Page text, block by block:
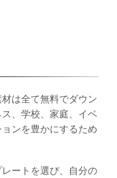
は全て無料でダウン
、学校、家庭、イベ
ンを豊かにするため
ートを選び、自分の